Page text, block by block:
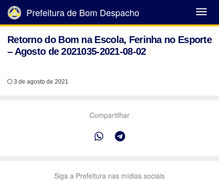
Abrir
Menu
Prefeitura de Bom Despacho
Retorno do Bom na Escola, Ferinha no Esporte
– Agosto de 2021035-2021-08-02
3 de agosto de 2021
Compartilhar
Siga a Prefeitura nas mídias sociais